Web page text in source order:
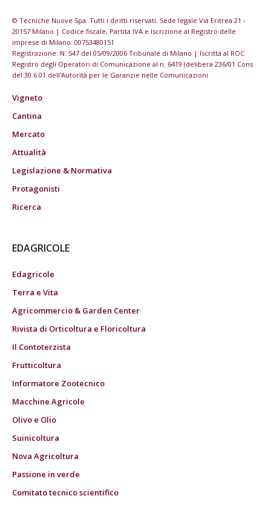
© Tecniche Nuove Spa. Tutti i diritti riservati. Sede legale Via Eritrea 21 -
20157 Milano | Codice fiscale, Partita IVA e Iscrizione al Registro delle
imprese di Milano: 00753480151
Registrazione: N. 547 del 05/09/2006 Tribunale di Milano | Iscritta al ROC
Registro degli Operatori di Comunicazione al n. 6419 (delibera 236/01 Cons
del 30.6.01 dell'Autorità per le Garanzie nelle Comunicazioni
Vigneto
Cantina
Mercato
Attualità
Legislazione & Normativa
Protagonisti
Ricerca
EDAGRICOLE
Edagricole
Terra e Vita
Agricommercio & Garden Center
Rivista di Orticoltura e Floricoltura
Il Contoterzista
Frutticoltura
Informatore Zootecnico
Macchine Agricole
Olivo e Olio
Suinicoltura
Nova Agricoltura
Passione in verde
Comitato tecnico scientifico